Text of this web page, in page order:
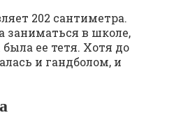
202 сантиметра.
заниматься в школе,
ее тетя. Хотя до
и гандболом, и